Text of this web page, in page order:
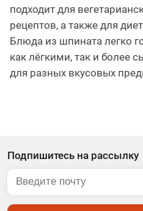
подходит для
рецептов, а также для
Блюда из шпината легко
как лёгкими, так и более
для разных вкусовых
Подпишитесь на рассылку